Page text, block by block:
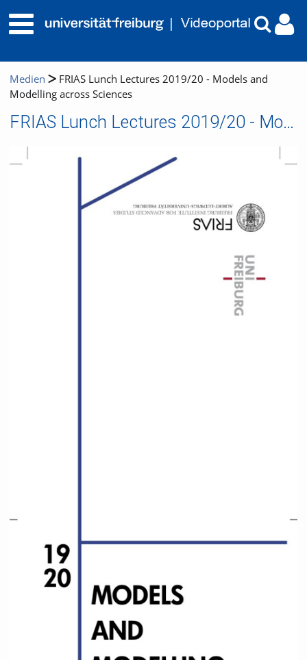
Medien
FRIAS Lunch Lectures 2019/20 - Models and
Modelling across Sciences
FRIAS Lunch Lectures 2019/20 - Models and Modelling across Sciences